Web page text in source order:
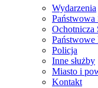
Wydarzenia
Państwowa
Ochotnicza
Policja
Inne służby
Miasto i
Kontakt